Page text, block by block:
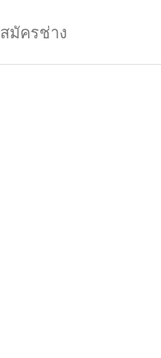
สมัครช่าง